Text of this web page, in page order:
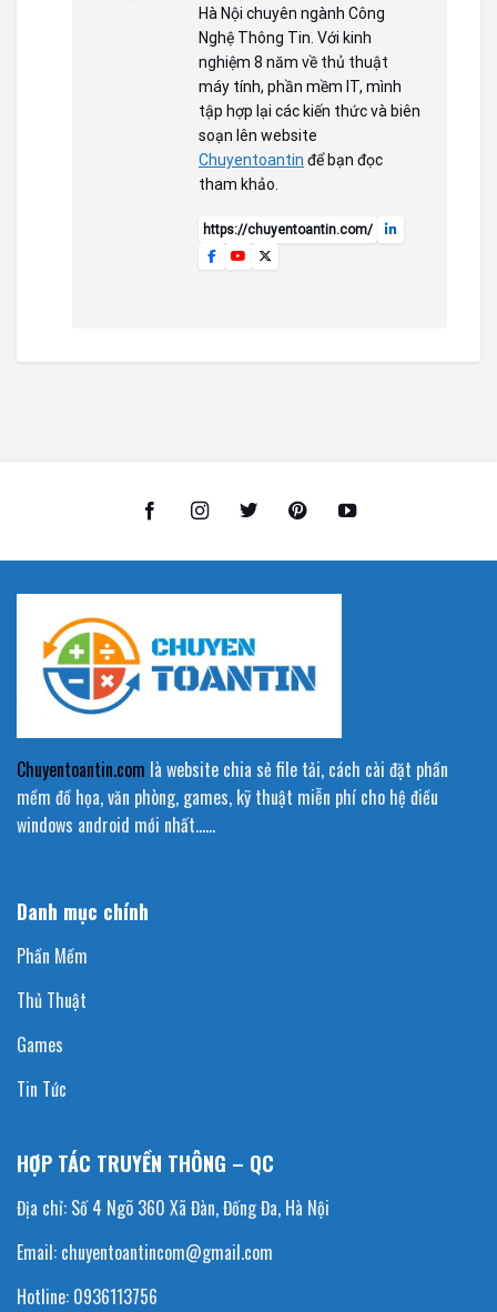
Hà Nội chuyên ngành Công
Nghệ Thông Tin. Với kinh
nghiệm 8 năm về thủ thuật
máy tính, phần mềm IT, mình
tập hợp lại các kiến thức và biên
soạn lên website
Chuyentoantin để bạn đọc
tham khảo.
https://chuyentoantin.com/
Chuyentoantin.com là website chia sẻ file tải, cách cài đặt phần
mềm đồ họa, văn phòng, games, kỹ thuật miễn phí cho hệ điều
windows android mới nhất……
Danh mục chính
Phần Mềm
Thủ Thuật
Games
Tin Tức
HỢP TÁC TRUYỀN THÔNG – QC
Địa chỉ: Số 4 Ngõ 360 Xã Đàn, Đống Đa, Hà Nội
Email: chuyentoantincom@gmail.com
Hotline: 0936113756